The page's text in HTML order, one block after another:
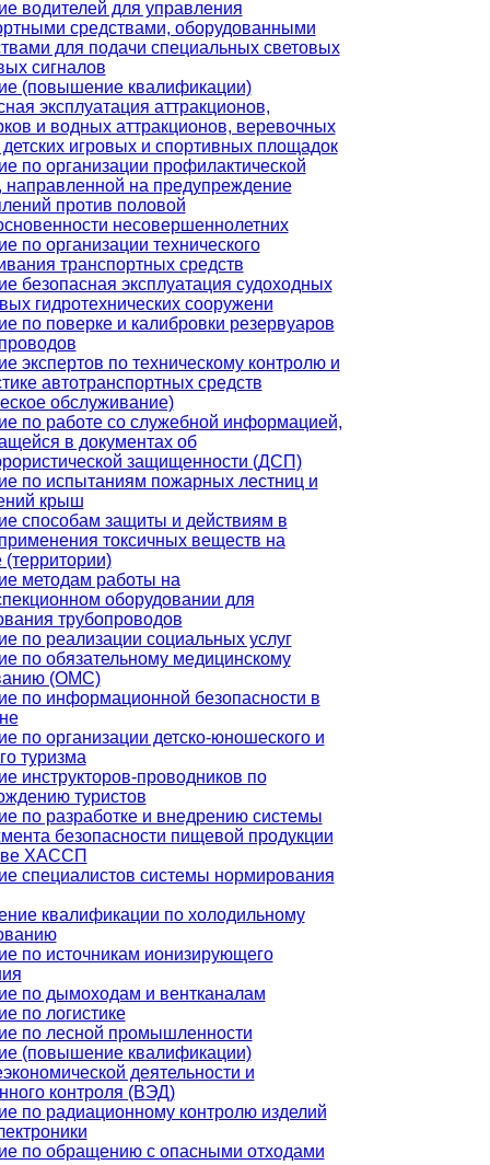
водителей для управления
средствами, оборудованными
для подачи специальных световых
сигналов
(повышение квалификации)
эксплуатация аттракционов,
и водных аттракционов, веревочных
игровых и спортивных площадок
по организации профилактической
направленной на предупреждение
против половой
несовершеннолетних
по организации технического
транспортных средств
безопасная эксплуатация судоходных
гидротехнических сооружени
по поверке и калибровки резервуаров
экспертов по техническому контролю и
автотранспортных средств
обслуживание)
по работе со служебной информацией,
в документах об
защищенности (ДСП)
по испытаниям пожарных лестниц и
крыш
способам защиты и действиям в
токсичных веществ на
(территории)
методам работы на
оборудовании для
трубопроводов
по реализации социальных услуг
по обязательному медицинскому
(ОМС)
по информационной безопасности в
по организации детско-юношеского и
туризма
инструкторов-проводников по
туристов
по разработке и внедрению системы
безопасности пищевой продукции
ХАССП
специалистов системы нормирования
квалификации по холодильному
по источникам ионизирующего
по дымоходам и вентканалам
по логистике
по лесной промышленности
(повышение квалификации)
деятельности и
контроля (ВЭД)
по радиационному контролю изделий
по обращению с опасными отходами